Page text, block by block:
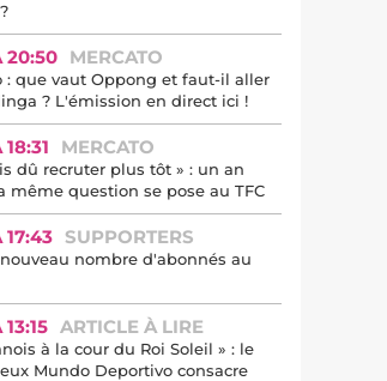
20:50 MERCATO
: que vaut Oppong et faut-il aller
? L'émission en direct ici !
MERCATO
dû recruter plus tôt » : un an
même question se pose au TFC
17:43 SUPPORTERS
nombre d'abonnés au
ARTICLE À LIRE
à la cour du Roi Soleil » : le
Mundo Deportivo consacre